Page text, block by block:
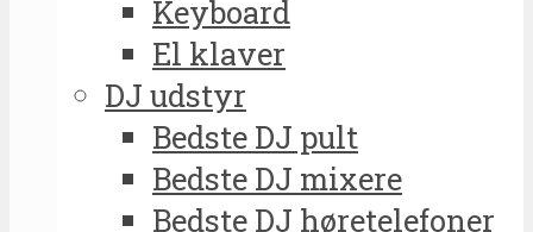
Keyboard
El klaver
DJ udstyr
Bedste DJ pult
Bedste DJ mixere
Bedste DJ høretelefoner